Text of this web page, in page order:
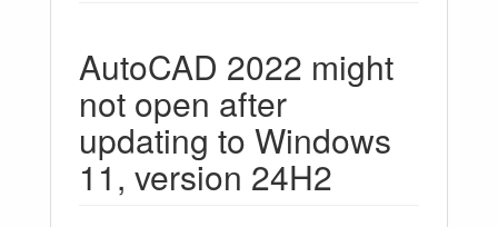
AutoCAD 2022 might
not open after
updating to Windows
11, version 24H2